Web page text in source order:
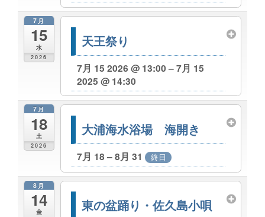
7月
15
水
2026
天王祭り
7月 15 2026 @ 13:00 – 7月 15
2025 @ 14:30
7月
18
土
2026
大浦海水浴場 海開き
7月 18 – 8月 31 終日
8月
14
金 東の盆踊り・佐久島小唄